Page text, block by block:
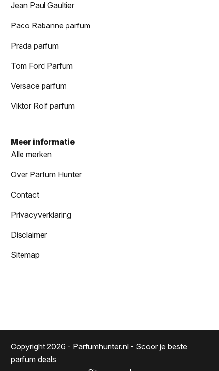
Jean Paul Gaultier
Paco Rabanne parfum
Prada parfum
Tom Ford Parfum
Versace parfum
Viktor Rolf parfum
Meer informatie
Alle merken
Over Parfum Hunter
Contact
Privacyverklaring
Disclaimer
Sitemap
Copyright 2026 - Parfumhunter.nl - Scoor je beste
parfum deals